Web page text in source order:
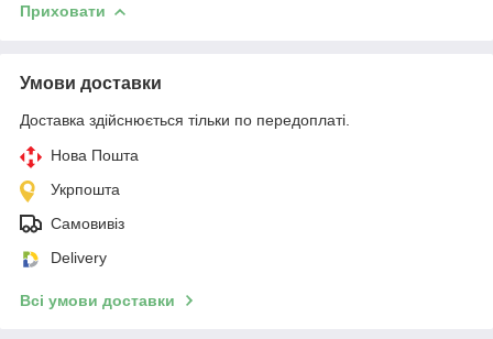
Приховати
Умови доставки
Доставка здійснюється тільки по передоплаті.
Нова Пошта
Укрпошта
Самовивіз
Delivery
Всі умови доставки